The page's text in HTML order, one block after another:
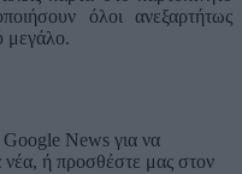
όλοι ανεξαρτήτως
μεγάλο.
News για να
νέα, ή προσθέστε μας στον